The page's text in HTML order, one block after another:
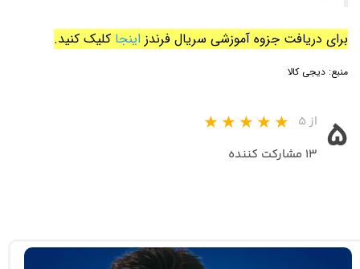
برای دریافت جزوه آموزشی سریال فرندز اینجا کلیک کنید.
منبع: دیجی کالا
۵ از ۵
۱۳ مشارکت کننده